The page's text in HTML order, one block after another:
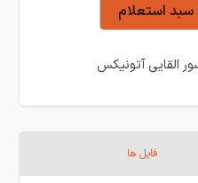
سبد استعلام
القایی آتونیکس
فایل ها